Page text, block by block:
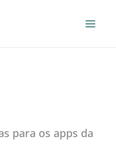
para os apps da